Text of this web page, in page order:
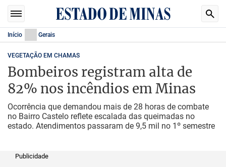
Início Gerais
VEGETAÇÃO EM CHAMAS
Bombeiros registram alta de
82% nos incêndios em Minas
Ocorrência que demandou mais de 28 horas de combate
no Bairro Castelo reflete escalada das queimadas no
estado. Atendimentos passaram de 9,5 mil no 1º semestre
Publicidade